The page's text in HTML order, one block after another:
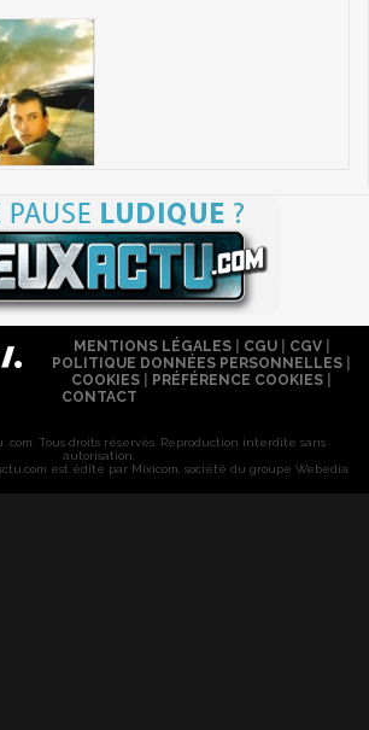
MENTIONS LÉGALES| CGU| CGV|
POLITIQUE DONNÉES PERSONNELLES
COOKIES
PRÉFÉRENCE COOKIES
CONTACT
.com. Tous droits réservés. Reproduction interdite sans
autorisation.
.com est édité par Mixicom, société du groupe Webedia.